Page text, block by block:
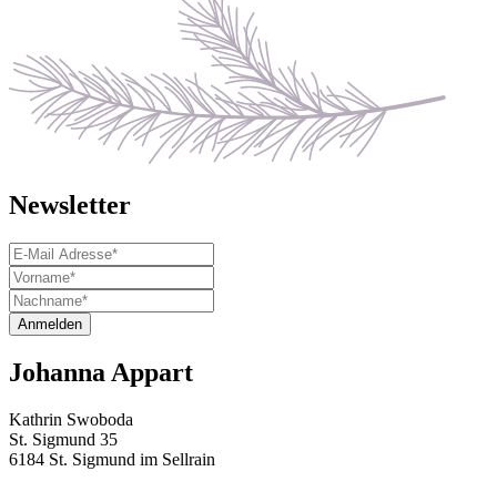
Newsletter
Anmelden
Johanna Appart
Kathrin Swoboda
St. Sigmund 35
6184 St. Sigmund im Sellrain